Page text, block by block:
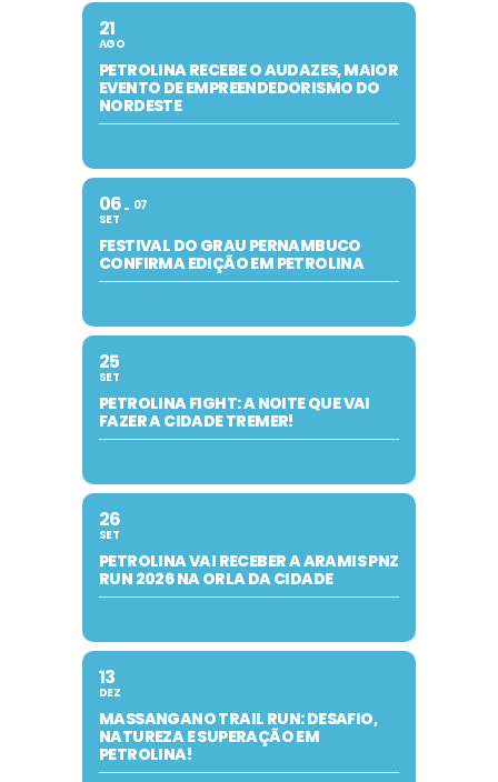
21
AGO
PETROLINA RECEBE O AUDAZES, MAIOR
EVENTO DE EMPREENDEDORISMO DO
NORDESTE
06
SET
07
FESTIVAL DO GRAU PERNAMBUCO
CONFIRMA EDIÇÃO EM PETROLINA
25
SET
PETROLINA FIGHT: A NOITE QUE VAI
FAZER A CIDADE TREMER!
26
SET
PETROLINA VAI RECEBER A ARAMIS PNZ
RUN 2026 NA ORLA DA CIDADE
13
DEZ
MASSANGANO TRAIL RUN: DESAFIO,
NATUREZA E SUPERAÇÃO EM
PETROLINA!